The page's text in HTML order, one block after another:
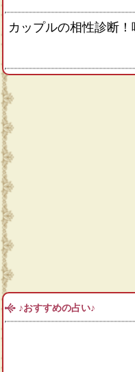
カップルの相性診断
♪おすすめの占い♪